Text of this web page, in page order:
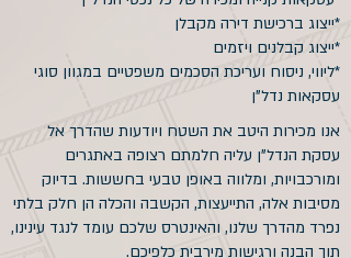
*ייצוג ברכישת דירה מקבלן
*ייצוג קבלנים ויזמים
*ליווי, ניסוח ועריכת הסכמים משפטיים במגוון סוגי
עסקאות נדל"ן
אנו מכירות היטב את השטח ויודעות שהדרך אל
עסקת הנדל"ן עליה חלמתם רצופה באתגרים
ומורכבויות, ומלווה באופן טבעי בחששות. בדיוק
מסיבות אלה, התייעצות, הקשבה והכלה הן חלק בלתי
נפרד מהדרך שלנו, והאינטרס שלכם עומד לנגד עינינו,
תוך הבנה ורגישות מירבית כלפיכם.